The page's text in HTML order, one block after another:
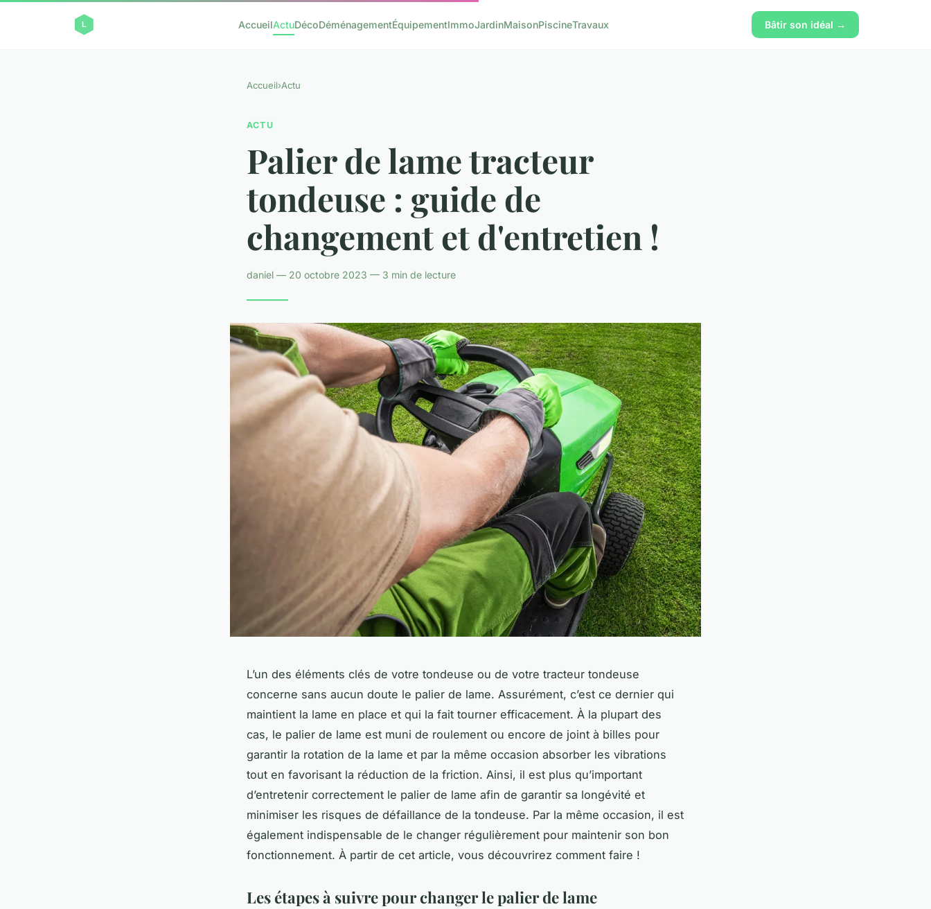
AccueilActuDécoDéménagementÉquipementImmoJardinMaisonPiscineTravaux Bâtir son idéal →
Accueil›Actu
ACTU
Palier de lame tracteur
tondeuse : guide de
changement et d'entretien !
daniel — 20 octobre 2023 — 3 min de lecture
L’un des éléments clés de votre tondeuse ou de votre tracteur tondeuse
concerne sans aucun doute le palier de lame. Assurément, c’est ce dernier qui
maintient la lame en place et qui la fait tourner efficacement. À la plupart des
cas, le palier de lame est muni de roulement ou encore de joint à billes pour
garantir la rotation de la lame et par la même occasion absorber les vibrations
tout en favorisant la réduction de la friction. Ainsi, il est plus qu’important
d’entretenir correctement le palier de lame afin de garantir sa longévité et
minimiser les risques de défaillance de la tondeuse. Par la même occasion, il est
également indispensable de le changer régulièrement pour maintenir son bon
fonctionnement. À partir de cet article, vous découvrirez comment faire !
Les étapes à suivre pour changer le palier de lame